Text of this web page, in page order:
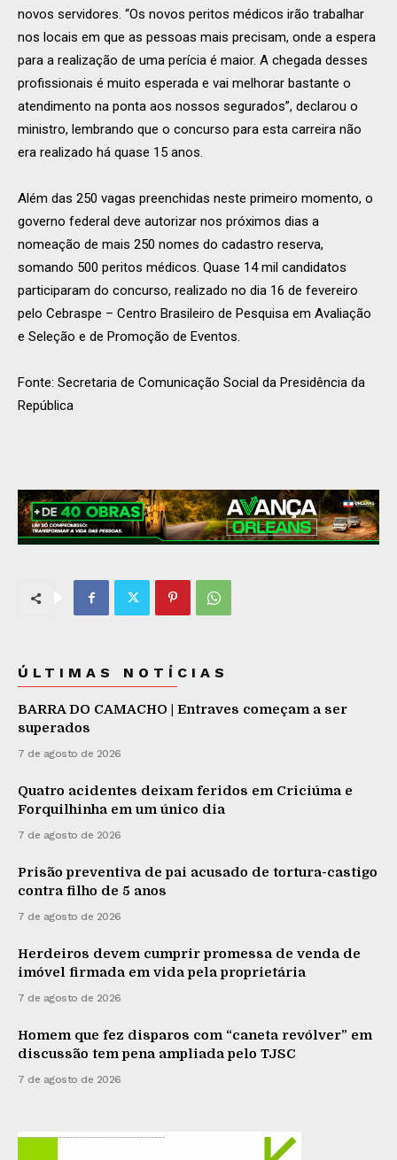
novos servidores. “Os novos peritos médicos irão trabalhar
nos locais em que as pessoas mais precisam, onde a espera
para a realização de uma perícia é maior. A chegada desses
profissionais é muito esperada e vai melhorar bastante o
atendimento na ponta aos nossos segurados”, declarou o
ministro, lembrando que o concurso para esta carreira não
era realizado há quase 15 anos.
Além das 250 vagas preenchidas neste primeiro momento, o
governo federal deve autorizar nos próximos dias a
nomeação de mais 250 nomes do cadastro reserva,
somando 500 peritos médicos. Quase 14 mil candidatos
participaram do concurso, realizado no dia 16 de fevereiro
pelo Cebraspe – Centro Brasileiro de Pesquisa em Avaliação
e Seleção e de Promoção de Eventos.
Fonte: Secretaria de Comunicação Social da Presidência da
República
ÚLTIMAS NOTÍCIAS
BARRA DO CAMACHO | Entraves começam a ser
superados
7 de agosto de 2026
Quatro acidentes deixam feridos em Criciúma e
Forquilhinha em um único dia
7 de agosto de 2026
Prisão preventiva de pai acusado de tortura-castigo
contra filho de 5 anos
7 de agosto de 2026
Herdeiros devem cumprir promessa de venda de
imóvel firmada em vida pela proprietária
7 de agosto de 2026
Homem que fez disparos com “caneta revólver” em
discussão tem pena ampliada pelo TJSC
7 de agosto de 2026